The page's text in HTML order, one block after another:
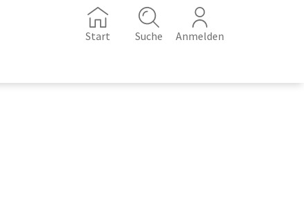
Start Suche Anmelden